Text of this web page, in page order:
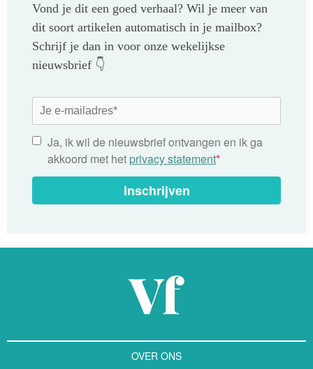
Vond je dit een goed verhaal? Wil je meer van
dit soort artikelen automatisch in je mailbox?
Schrijf je dan in voor onze wekelijkse
nieuwsbrief 👇
Ja, ik wil de nieuwsbrief ontvangen en ik ga
akkoord met het privacy statement*
Inschrijven
OVER ONS